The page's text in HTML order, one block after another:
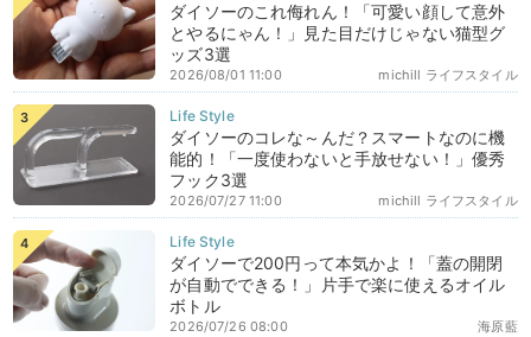
ダイソーのこれ侮れん！「可愛い顔して意外
とやるにゃん！」見た目だけじゃない猫型グ
ッズ3選
michill ライフスタイル
2026/08/01 11:00
ダイソーのコレな～んだ？スマートなのに機
能的！「一度使わないと手放せない！」優秀
フック3選
michill ライフスタイル
2026/07/27 11:00
ダイソーで200円って本気かよ！「蓋の開閉
が自動でできる！」片手で楽に使えるオイル
ボトル
海原藍
2026/07/26 08:00